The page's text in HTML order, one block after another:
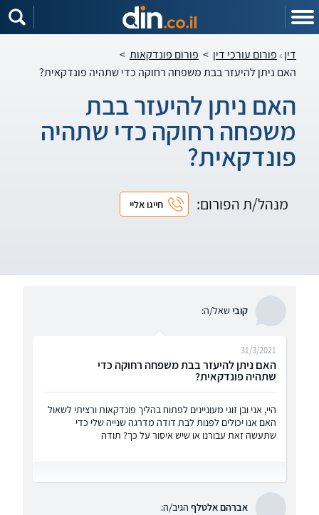
דין פורום עורכי דין > פורום פונדקאות >
האם ניתן להיעזר בבת משפחה רחוקה כדי שתהיה פונדקאית?
האם ניתן להיעזר בבת
משפחה רחוקה כדי שתהיה
פונדקאית?
מנהל/ת הפורום: חייגו אליי
קובישאל/ה:
האם ניתן להיעזר בבת משפחה רחוקה כדי
שתהיה פונדקאית?
31/3/2021
היי, אני ובן זוגי מעוניינים לפתוח בהליך פונדקאות ורציתי לשאול
האם אנו יכולים לפנות לבת דודה מדרגה שנייה שלי כדי
שתעשה זאת עבורנו או שיש איסור על כך? תודה
אברהם אלטלף הגיב/ה: